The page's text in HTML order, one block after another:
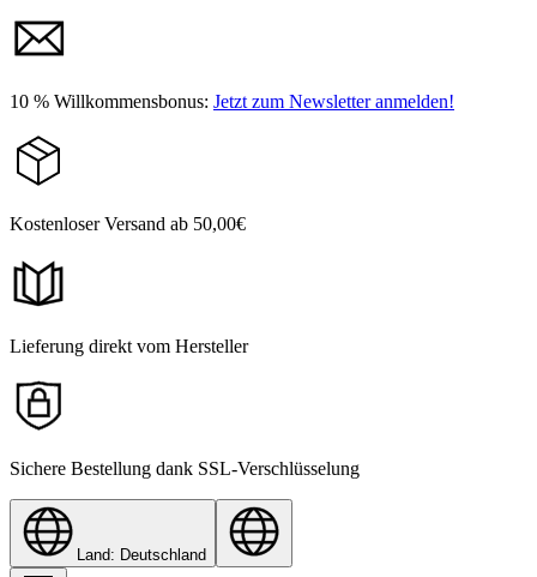
10 % Willkommensbonus: Jetzt zum Newsletter anmelden!
Kostenloser Versand ab 50,00€
Lieferung direkt vom Hersteller
Sichere Bestellung dank SSL-Verschlüsselung
Land: Deutschland